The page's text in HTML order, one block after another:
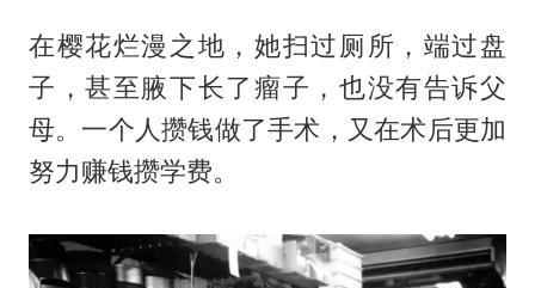
在樱花烂漫之地，她扫过厕所，端过盘
子，甚至腋下长了瘤子，也没有告诉父
母。一个人攒钱做了手术，又在术后更加
努力赚钱攒学费。